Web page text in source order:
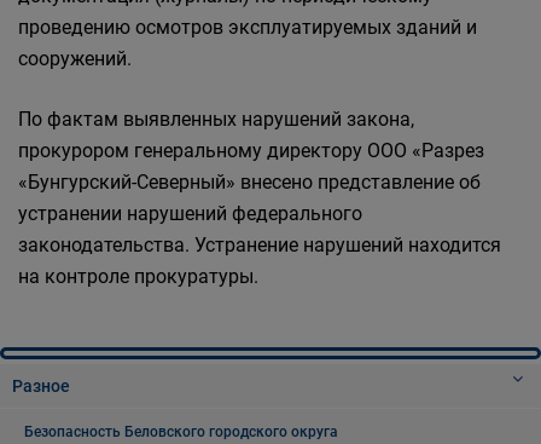
проведению осмотров эксплуатируемых зданий и
сооружений.
По фактам выявленных нарушений закона,
прокурором генеральному директору ООО «Разрез
«Бунгурский-Северный» внесено представление об
устранении нарушений федерального
законодательства. Устранение нарушений находится
на контроле прокуратуры.
Разное
Безопасность Беловского городского округа